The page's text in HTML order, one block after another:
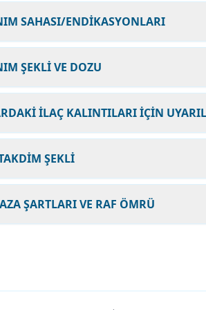
SAHASI/ENDİKASYONLARI
ŞEKLİ VE DOZU
İLAÇ KALINTILARI İÇİN
ŞEKLİ
ŞARTLARI VE RAF ÖMRÜ